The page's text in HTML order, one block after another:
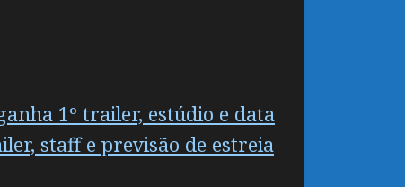
1º trailer, estúdio e data
staff e previsão de estreia